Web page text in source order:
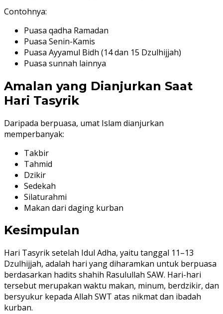
Contohnya:
Puasa qadha Ramadan
Puasa Senin-Kamis
Puasa Ayyamul Bidh (14 dan 15 Dzulhijjah)
Puasa sunnah lainnya
Amalan yang Dianjurkan Saat
Hari Tasyrik
Daripada berpuasa, umat Islam dianjurkan
memperbanyak:
Takbir
Tahmid
Dzikir
Sedekah
Silaturahmi
Makan dari daging kurban
Kesimpulan
Hari Tasyrik setelah Idul Adha, yaitu tanggal 11–13
Dzulhijjah, adalah hari yang diharamkan untuk berpuasa
berdasarkan hadits shahih Rasulullah SAW. Hari-hari
tersebut merupakan waktu makan, minum, berdzikir, dan
bersyukur kepada Allah SWT atas nikmat dan ibadah
kurban.